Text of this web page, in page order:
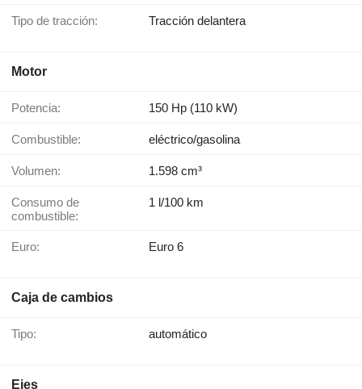
Tipo de tracción: Tracción delantera
Motor
Potencia: 150 Hp (110 kW)
Combustible: eléctrico/gasolina
Volumen: 1.598 cm³
Consumo de
combustible:
1 l/100 km
Euro: Euro 6
Caja de cambios
Tipo: automático
Ejes